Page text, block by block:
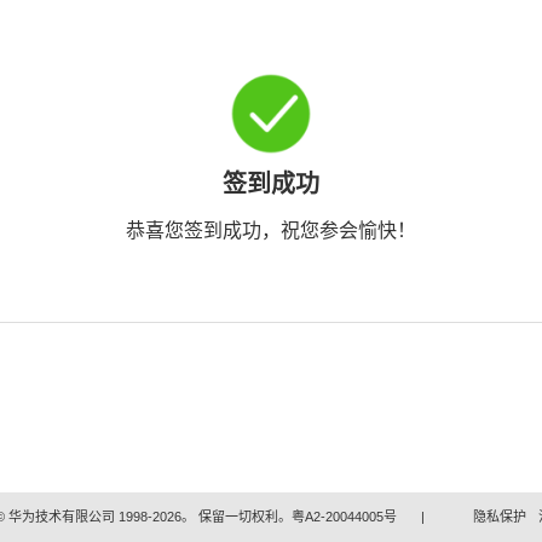
签到成功
恭喜您签到成功，祝您参会愉快！
华为技术有限公司 1998-2026。 保留一切权利。粤A2-20044005号 | 隐私保护